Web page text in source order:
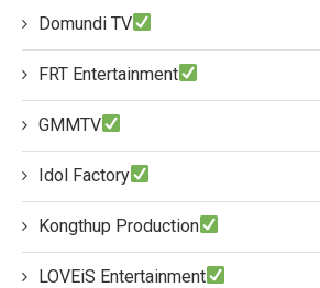
Domundi TV
FRT Entertainment
GMMTV
Idol Factory
Kongthup Production
LOVEiS Entertainment